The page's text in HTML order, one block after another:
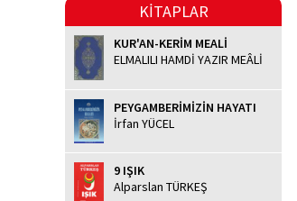
KİTAPLAR
KUR'AN-KERİM MEALİ
ELMALILI HAMDİ YAZIR MEÂLİ
PEYGAMBERİMİZİN HAYATI
İrfan YÜCEL
9 IŞIK
Alparslan TÜRKEŞ